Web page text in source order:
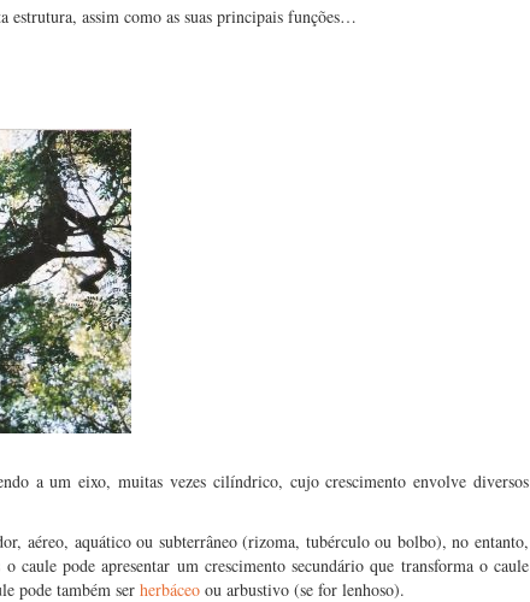
estrutura, assim como as suas principais funções…
a um eixo, muitas vezes cilíndrico, cujo crescimento envolve diversos
aéreo, aquático ou subterrâneo (rizoma, tubérculo ou bolbo), no entanto,
caule pode apresentar um crescimento secundário que transforma o caule
pode também ser herbáceo ou arbustivo (se for lenhoso).